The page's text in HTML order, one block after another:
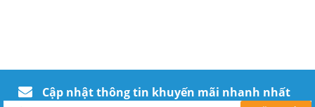
Cập nhật thông tin khuyến mãi nhanh nhất